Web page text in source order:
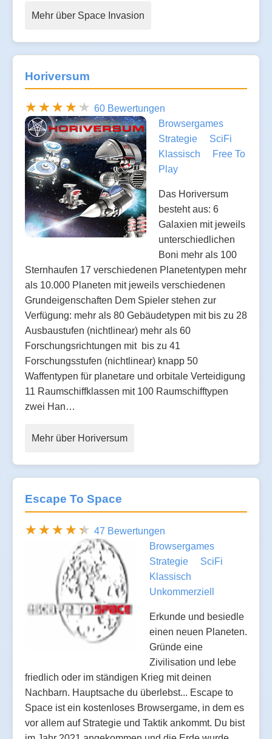
Mehr über Space Invasion
Horiversum
60 Bewertungen
Browsergames
Strategie
SciFi
Klassisch
Free To
Play
Das Horiversum
besteht aus: 6
Galaxien mit jeweils
unterschiedlichen
Boni mehr als 100
Sternhaufen 17 verschiedenen Planetentypen mehr
als 10.000 Planeten mit jeweils verschiedenen
Grundeigenschaften Dem Spieler stehen zur
Verfügung: mehr als 80 Gebäudetypen mit bis zu 28
Ausbaustufen (nichtlinear) mehr als 60
Forschungsrichtungen mit bis zu 41
Forschungsstufen (nichtlinear) knapp 50
Waffentypen für planetare und orbitale Verteidigung
11 Raumschiffklassen mit 100 Raumschifftypen
zwei Han…
Mehr über Horiversum
Escape To Space
47 Bewertungen
Browsergames
Strategie
SciFi
Klassisch
Unkommerziell
Erkunde und besiedle
einen neuen Planeten.
Gründe eine
Zivilisation und lebe
friedlich oder im ständigen Krieg mit deinen
Nachbarn. Hauptsache du überlebst... Escape to
Space ist ein kostenloses Browsergame, in dem es
vor allem auf Strategie und Taktik ankommt. Du bist